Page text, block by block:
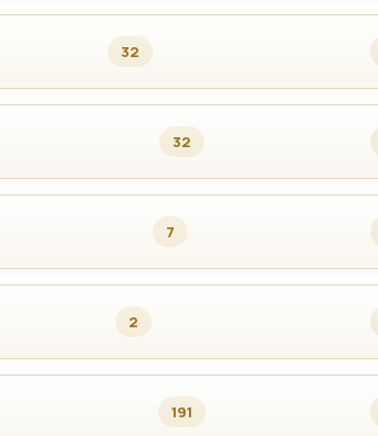
32
32
7
2
191